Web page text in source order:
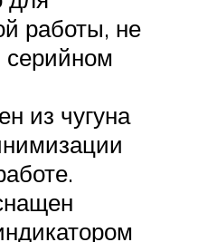
работы, не
серийном
из чугуна